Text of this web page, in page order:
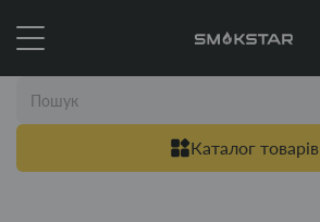
Каталог товарів